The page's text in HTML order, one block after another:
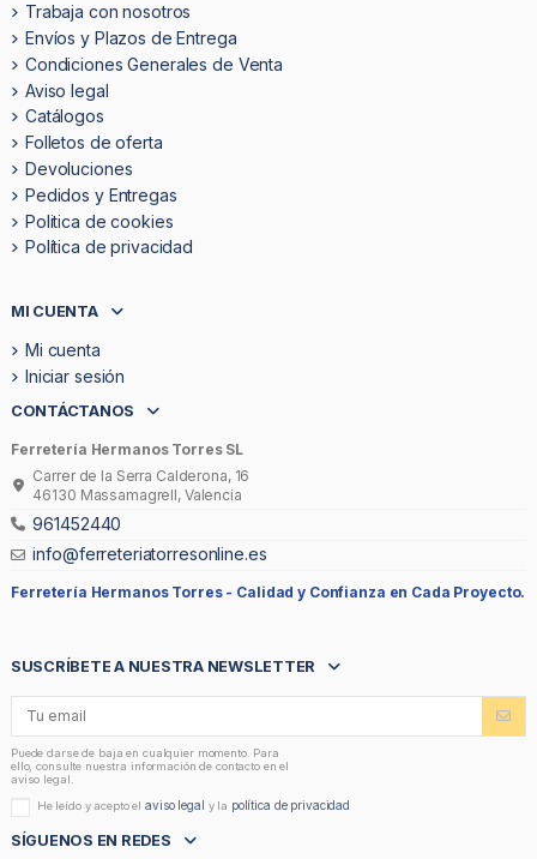
Trabaja con nosotros
Envíos y Plazos de Entrega
Condiciones Generales de Venta
Aviso legal
Catálogos
Folletos de oferta
Devoluciones
Pedidos y Entregas
Politica de cookies
Política de privacidad
MI CUENTA
Mi cuenta
Iniciar sesión
CONTÁCTANOS
Ferretería Hermanos Torres SL
Carrer de la Serra Calderona, 16
46130 Massamagrell, Valencia
961452440
info@ferreteriatorresonline.es
Ferretería Hermanos Torres - Calidad y Confianza en Cada Proyecto.
SUSCRÍBETE A NUESTRA NEWSLETTER
Puede darse de baja en cualquier momento. Para
ello, consulte nuestra información de contacto en el
aviso legal.
He leído y acepto elaviso legal y la política de privacidad
SÍGUENOS EN REDES